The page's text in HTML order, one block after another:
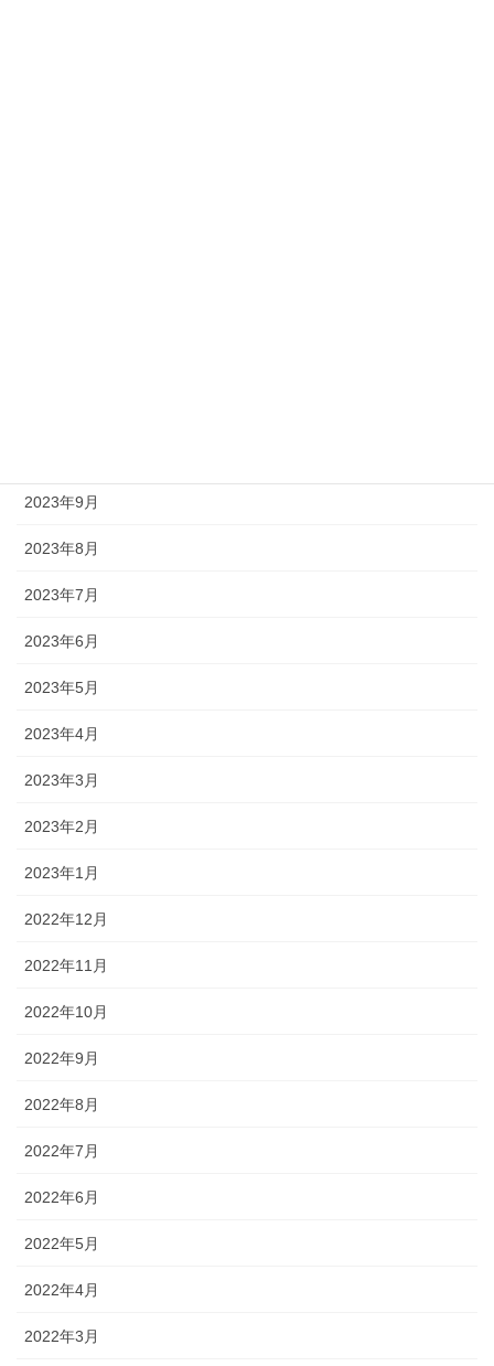
2023年9月
2023年8月
2023年7月
2023年6月
2023年5月
2023年4月
2023年3月
2023年2月
2023年1月
2022年12月
2022年11月
2022年10月
2022年9月
2022年8月
2022年7月
2022年6月
2022年5月
2022年4月
2022年3月